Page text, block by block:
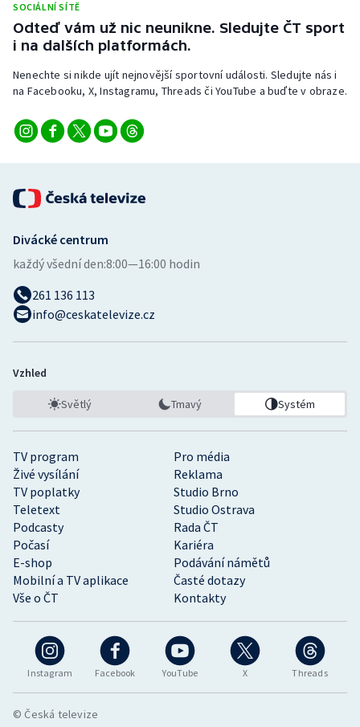
Stolní tenis
Veslování
Vodní slalom
Ostatní
SOCIÁLNÍ SÍTĚ
Odteď vám už nic neunikne. Sledujte ČT sport
i na dalších platformách.
Nenechte si nikde ujít nejnovější sportovní události. Sledujte nás i
na Facebooku, X, Instagramu, Threads či YouTube a buďte v obraze.
Instagram Facebook YouTube X Threads
TV program
Pro média
Živé vysílání
Reklama
TV poplatky
Studio Brno
Teletext
Studio Ostrava
Podcasty
Rada ČT
Počasí
Kariéra
E-shop
Podávání námětů
Mobilní a TV aplikace
Časté dotazy
Vše o ČT
Kontakty
Divácké centrum
každý všední den:8:00—16:00 hodin
261 136 113
info@ceskatelevize.cz
Vzhled
Světlý Tmavý Systém
© Česká televize